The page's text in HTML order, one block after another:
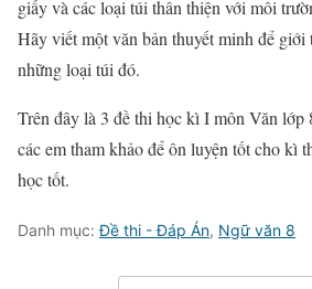
giấy và các loại túi thân thiện với môi
Hãy viết một văn bản thuyết minh để giới
những loại túi đó.
Trên đây là 3 đề thi học kì I môn Văn lớp
các em tham khảo để ôn luyện tốt cho kì
học tốt.
Danh mục:Đề thi - Đáp Án, Ngữ văn 8